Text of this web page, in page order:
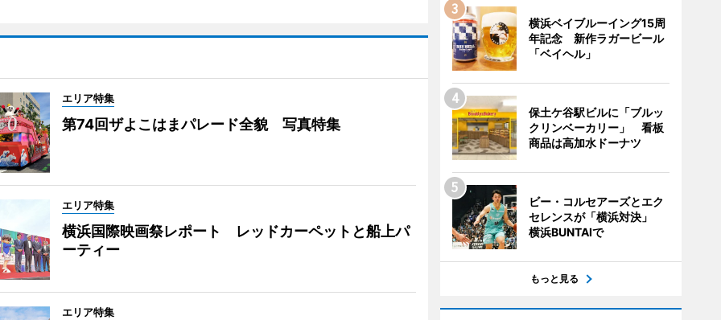
エリア特集
第74回ザよこはまパレード全貌 写真特集
エリア特集
横浜国際映画祭レポート レッドカーペットと船上パ
ーティー
エリア特集
横浜ベイブルーイング15周
年記念 新作ラガービール
「ベイヘル」
保土ケ谷駅ビルに「ブルッ
クリンベーカリー」 看板
商品は高加水ドーナツ
ビー・コルセアーズとエク
セレンスが「横浜対決」
横浜BUNTAIで
もっと見る